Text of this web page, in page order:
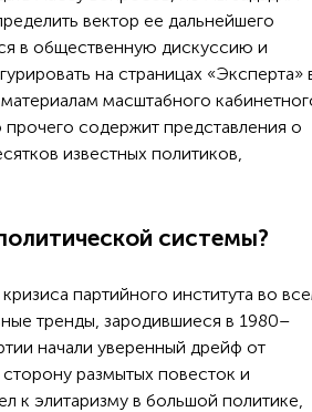
вектор ее дальнейшего
в общественную дискуссию и
на страницах «Эксперта»
масштабного
содержит представления о
известных политиков,
системы?
партийного института во
тренды, зародившиеся в 1980–
начали уверенный дрейф от
размытых повесток и
к элитаризму в большой политике,